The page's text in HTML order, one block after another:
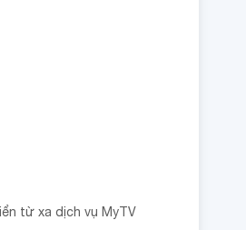
từ xa dịch vụ MyTV